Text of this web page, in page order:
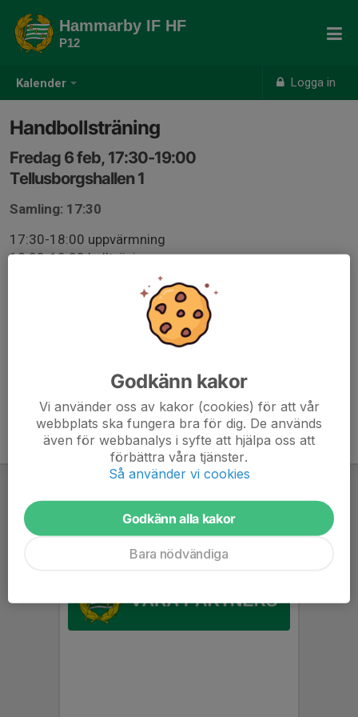
Kalender Logga in
Hammarby IF HF
P12
Handbollsträning
Fredag 6 feb, 17:30-19:00
Tellusborgshallen 1
Samling: 17:30
17:30-18:00 uppvärmning
18:00-19:00 hallträning
Godkänn kakor
Vi använder oss av kakor (cookies) för att vår
webbplats ska fungera bra för dig. De används
även för webbanalys i syfte att hjälpa oss att
förbättra våra tjänster.
Så använder vi cookies
Godkänn alla kakor
Bara nödvändiga